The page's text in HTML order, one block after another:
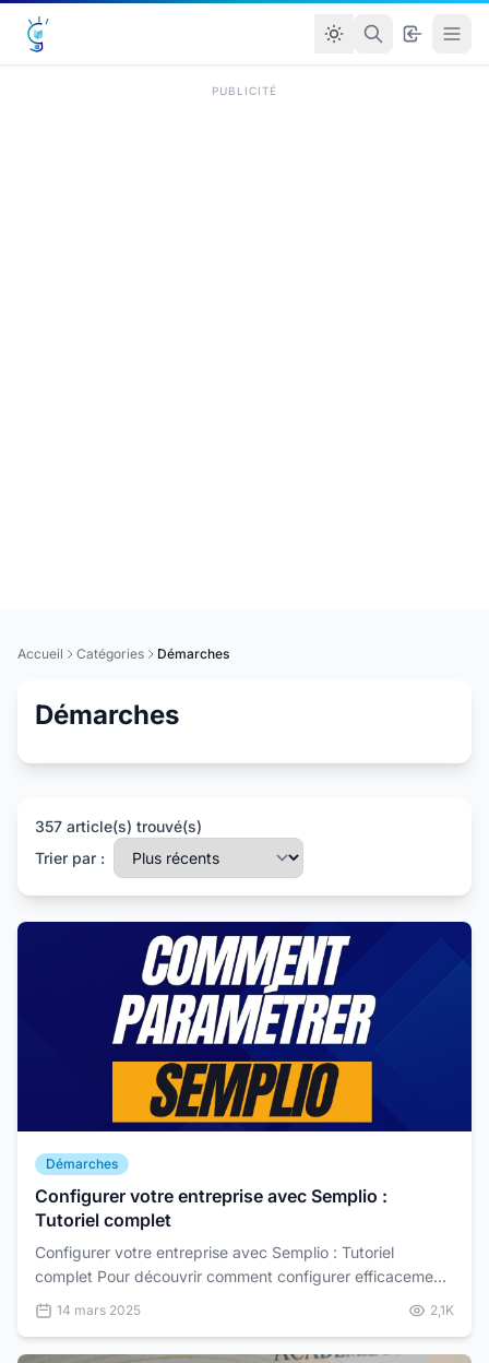
PUBLICITÉ
Accueil Catégories Démarches
Démarches
357 article(s) trouvé(s)
Trier par :
Démarches
Configurer votre entreprise avec Semplio :
Tutoriel complet
Configurer votre entreprise avec Semplio : Tutoriel
complet Pour découvrir comment configurer efficacement
votre entreprise avec Semplio, nous vous invitons...
14 mars 2025 2,1K